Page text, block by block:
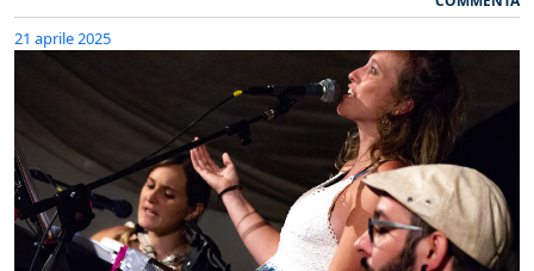
21 aprile 2025